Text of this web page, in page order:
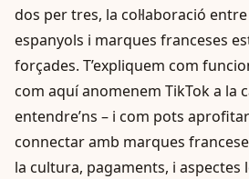
dos per tres, la col·laboració
espanyols i marques franceses
forçades. T’expliquem com
com aquí anomenem TikTok a la
entendre’ns – i com pots
connectar amb marques
la cultura, pagaments, i aspectes